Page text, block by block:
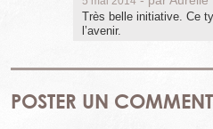
Très belle initiative. Ce
l’avenir.
POSTER UN